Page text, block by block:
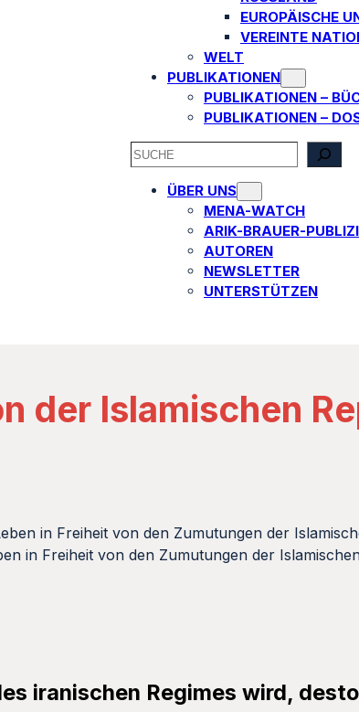
EUROPÄISCHE
VEREINTE
WELT
PUBLIKATIONEN
PUBLIKATIONEN –
PUBLIKATIONEN –
SEARCH
ÜBER UNS
MENA-WATCH
ARIK-BRAUER-
AUTOREN​
NEWSLETTER
UNTERSTÜTZEN
der Islamischen
in Freiheit von den Zumutungen der
iranischen Regimes wird,